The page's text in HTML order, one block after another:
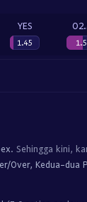
YES
1.45 1.5
. Sehingga kini,
Over, Kedua-dua